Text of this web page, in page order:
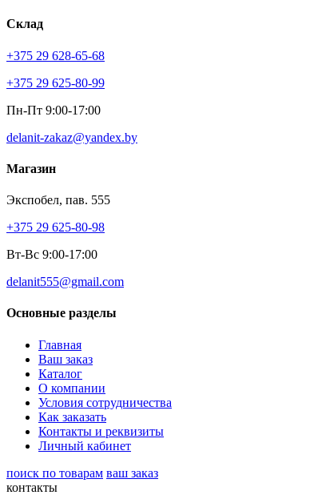
Склад
+375 29 628-65-68
+375 29 625-80-99
Пн-Пт 9:00-17:00
delanit-zakaz@yandex.by
Магазин
Экспобел, пав. 555
+375 29 625-80-98
Вт-Вс 9:00-17:00
delanit555@gmail.com
Основные разделы
Главная
Ваш заказ
Каталог
О компании
Условия сотрудничества
Как заказать
Контакты и реквизиты
Личный кабинет
поиск по товарам ваш заказ
контакты